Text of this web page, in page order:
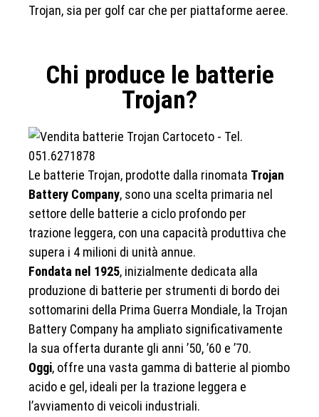
Trojan, sia per golf car che per piattaforme aeree.
Chi produce le batterie
Trojan?
Le batterie Trojan, prodotte dalla rinomata Trojan
Battery Company, sono una scelta primaria nel
settore delle batterie a ciclo profondo per
trazione leggera, con una capacità produttiva che
supera i 4 milioni di unità annue.
Fondata nel 1925, inizialmente dedicata alla
produzione di batterie per strumenti di bordo dei
sottomarini della Prima Guerra Mondiale, la Trojan
Battery Company ha ampliato significativamente
la sua offerta durante gli anni ’50, ’60 e ’70.
Oggi, offre una vasta gamma di batterie al piombo
acido e gel, ideali per la trazione leggera e
l’avviamento di veicoli industriali.